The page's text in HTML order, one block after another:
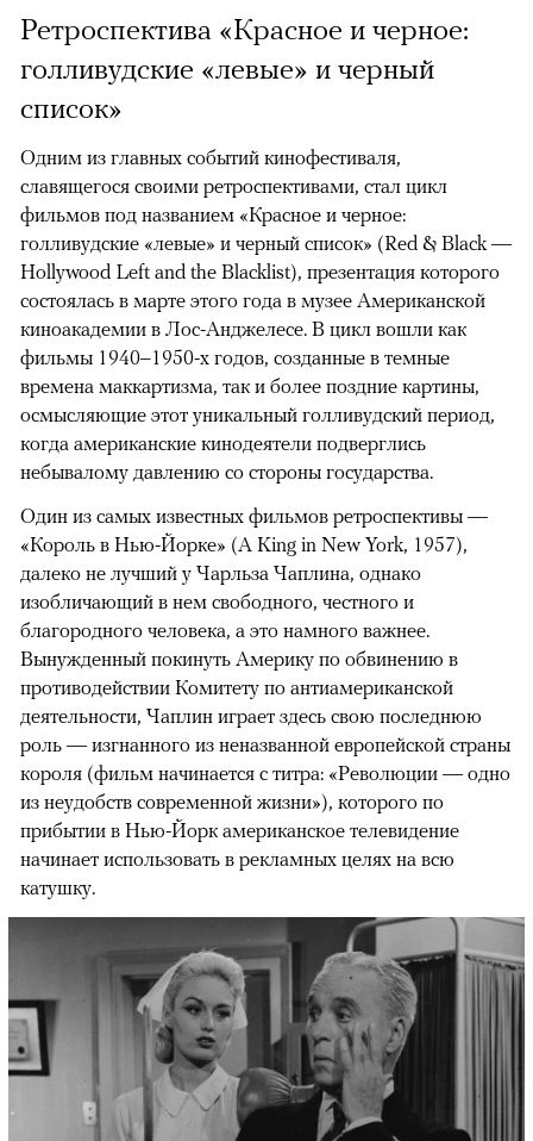
Ретроспектива «Красное и черное:
голливудские «левые» и черный
список»
Одним из главных событий кинофестиваля,
славящегося своими ретроспективами, стал цикл
фильмов под названием «Красное и черное:
голливудские «левые» и черный список» (Red & Black —
Hollywood Left and the Blacklist), презентация которого
состоялась в марте этого года в музее Американской
киноакадемии в Лос-Анджелесе. В цикл вошли как
фильмы 1940–1950-х годов, созданные в темные
времена маккартизма, так и более поздние картины,
осмысляющие этот уникальный голливудский период,
когда американские кинодеятели подверглись
небывалому давлению со стороны государства.
Один из самых известных фильмов ретроспективы —
«Король в Нью-Йорке» (A King in New York, 1957),
далеко не лучший у Чарльза Чаплина, однако
изобличающий в нем свободного, честного и
благородного человека, а это намного важнее.
Вынужденный покинуть Америку по обвинению в
противодействии Комитету по антиамериканской
деятельности, Чаплин играет здесь свою последнюю
роль — изгнанного из неназванной европейской страны
короля (фильм начинается с титра: «Революции — одно
из неудобств современной жизни»), которого по
прибытии в Нью-Йорк американское телевидение
начинает использовать в рекламных целях на всю
катушку.